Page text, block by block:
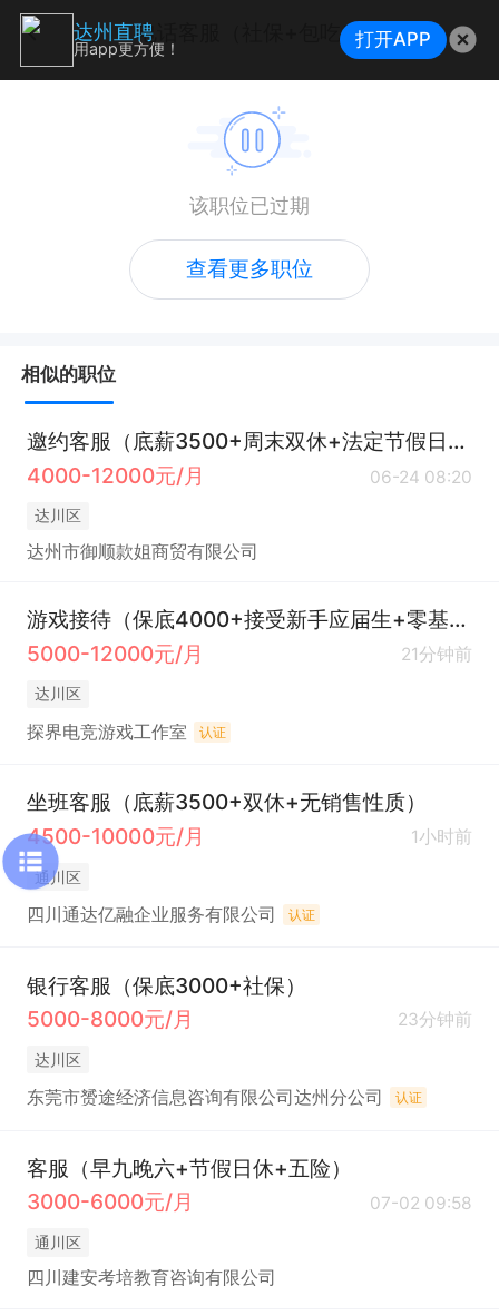
电话客服（社保+包吃）
该职位已过期
查看更多职位
相似的职位
邀约客服（底薪3500+周末双休+法定节假日休）
4000-12000元/月
06-24 08:20
达川区
达州市御顺款姐商贸有限公司
游戏接待（保底4000+接受新手应届生+零基础也可以）
5000-12000元/月
21分钟前
达川区
探界电竞游戏工作室 认证
坐班客服（底薪3500+双休+无销售性质）
4500-10000元/月
1小时前
通川区
四川通达亿融企业服务有限公司 认证
银行客服（保底3000+社保）
5000-8000元/月
23分钟前
达川区
东莞市赟途经济信息咨询有限公司达州分公司 认证
客服（早九晚六+节假日休+五险）
3000-6000元/月
07-02 09:58
通川区
四川建安考培教育咨询有限公司
达州直聘
用app更方便！ 打开APP